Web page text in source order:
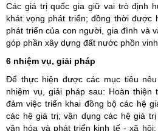
Các giá trị quốc gia giữ vai trò định
khát vọng phát triển; đồng thời được
phát triển của con người, gia đình và
góp phần xây dựng đất nước phồn
6 nhiệm vụ, giải pháp
Để thực hiện được các mục tiêu
nhiệm vụ, giải pháp sau: Hoàn thiện
đảm việc triển khai đồng bộ các hệ
các hệ giá trị; vận dụng các hệ giá
văn hóa và phát triển kinh tế - xã